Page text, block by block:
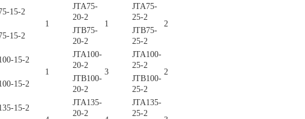
15-2
1
JTA75-
20-2
1
JTA75-
25-2
2
15-2
JTB75-
20-2
JTB75-
25-2
15-2
1
JTA100-
20-2
3
JTA100-
25-2
2
15-2
JTB100-
20-2
JTB100-
25-2
15-2
JTA135-
20-2
JTA135-
25-2